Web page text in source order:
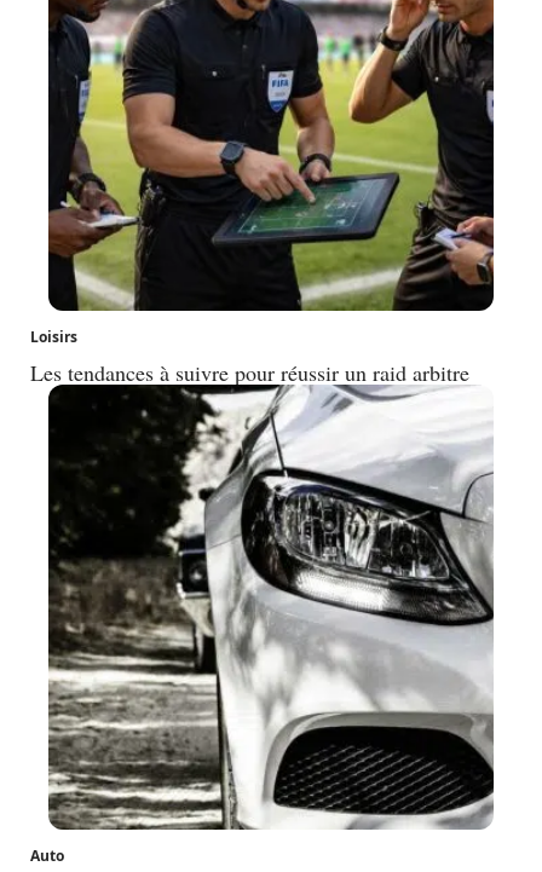
Loisirs
Les tendances à suivre pour réussir un raid arbitre
Auto